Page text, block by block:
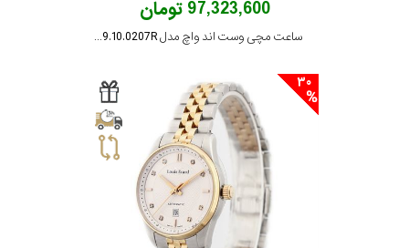
97,323,600 تومان
ساعت مچی وست اند واچ مدل 10W8149.10.0207R